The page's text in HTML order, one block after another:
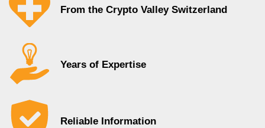
From the Crypto Valley Switzerland
Years of Expertise
Reliable Information